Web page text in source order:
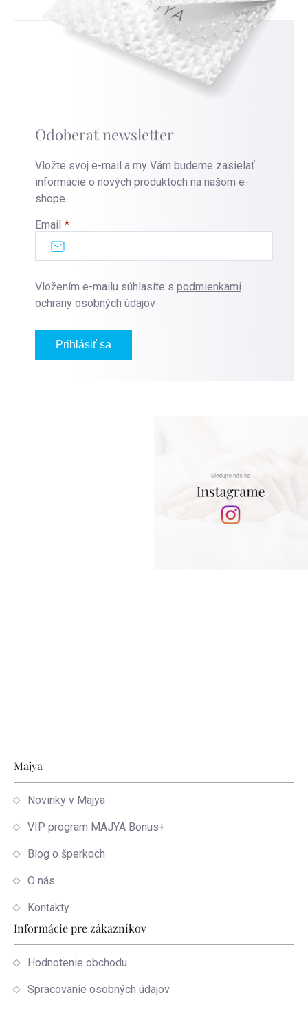
Odoberať newsletter
Vložte svoj e-mail a my Vám budeme zasielať
informácie o nových produktoch na našom e-
shope.
Email
Vložením e-mailu súhlasíte s podmienkami
ochrany osobných údajov
Prihlásiť sa
Zápätie
Majya
Novinky v Majya
VIP program MAJYA Bonus+
Blog o šperkoch
O nás
Kontakty
Informácie pre zákazníkov
Hodnotenie obchodu
Spracovanie osobných údajov